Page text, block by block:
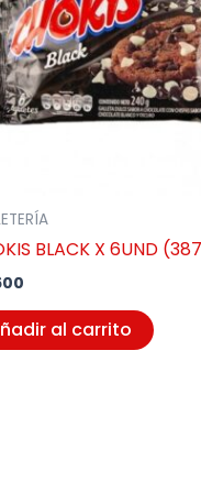
BLACK X 6UND
al carrito